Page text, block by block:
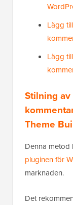
Lägg
Lägg
Stilning
Theme
Denna metod
pluginen för
marknaden.
Det